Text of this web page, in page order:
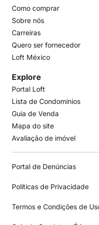
Como comprar
Sobre nós
Carreiras
Quero ser fornecedor
Loft México
Explore
Portal Loft
Lista de Condomínios
Guia de Venda
Mapa do site
Avaliação de imóvel
Portal de Denúncias
Políticas de Privacidade
Termos e Condições de